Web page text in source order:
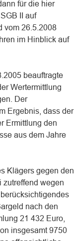
für die hier
II auf
vom 26.5.2008
im Hinblick auf
beauftragte
Wertermittlung
Der
Ergebnis, dass der
Ermittlung den
aus dem Jahre
Klägers gegen den
zutreffend wegen
nach den
21 432 Euro,
insgesamt 9750